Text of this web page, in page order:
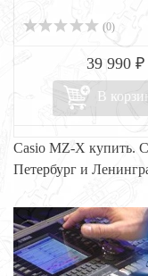
(0)
39 990 ₽
В
Casio MZ-X купить.
Петербург и